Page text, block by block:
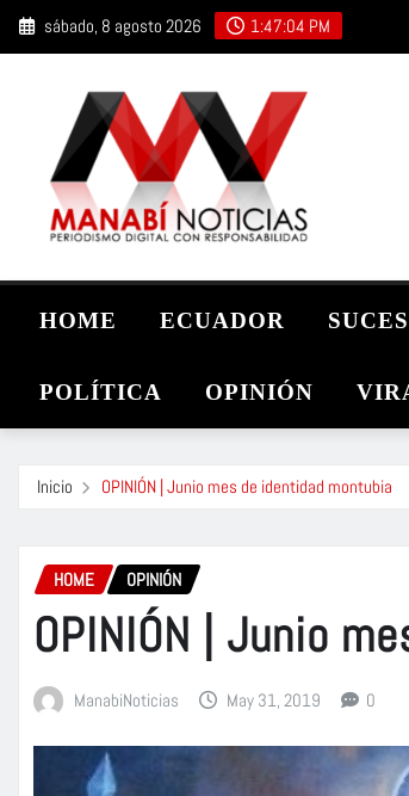
Saltar sábado, 8 agosto 2026 1:47:06 PM
HOME ECUADOR
POLÍTICA OPINIÓN
Inicio OPINIÓN | Junio mes de identidad montubia
HOME OPINIÓN
OPINIÓN | Junio
ManabiNoticias May 31, 2019 0